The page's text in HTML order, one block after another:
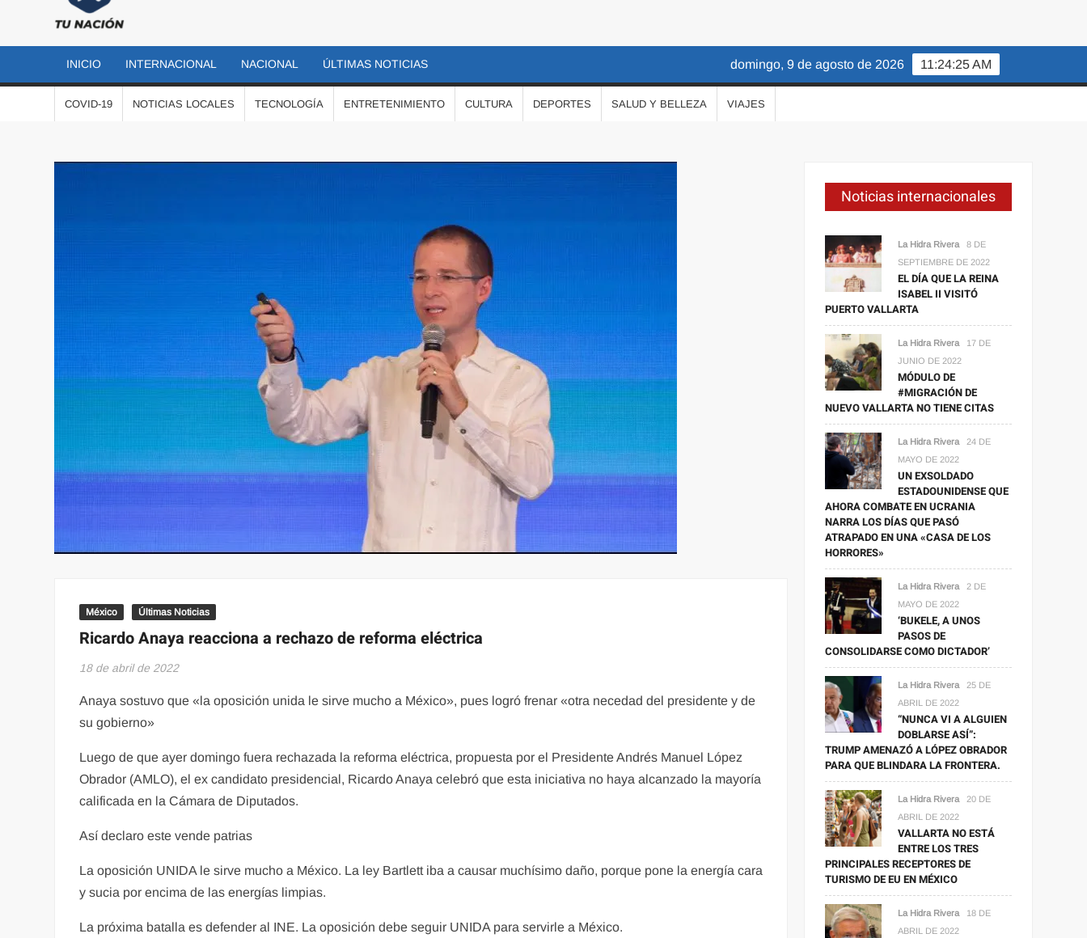
NACIÓN
más
importantes
al momento
INICIO INTERNACIONAL NACIONAL ÚLTIMAS NOTICIAS 11:24:26 AM
domingo, 9 de agosto de 2026
COVID-19 NOTICIAS LOCALES TECNOLOGÍA ENTRETENIMIENTO CULTURA DEPORTES SALUD Y BELLEZA VIAJES
México Últimas Noticias
Ricardo Anaya reacciona a rechazo de reforma eléctrica
18 de abril de 2022
Anaya sostuvo que «la oposición unida le sirve mucho a México», pues logró frenar «otra necedad del presidente y de
su gobierno»
Luego de que ayer domingo fuera rechazada la reforma eléctrica, propuesta por el Presidente Andrés Manuel López
Obrador (AMLO), el ex candidato presidencial, Ricardo Anaya celebró que esta iniciativa no haya alcanzado la mayoría
calificada en la Cámara de Diputados.
Así declaro este vende patrias
La oposición UNIDA le sirve mucho a México. La ley Bartlett iba a causar muchísimo daño, porque pone la energía cara
y sucia por encima de las energías limpias.
La próxima batalla es defender al INE. La oposición debe seguir UNIDA para servirle a México.
Noticias internacionales
La Hidra Rivera
8 DE
SEPTIEMBRE DE 2022
EL DÍA QUE LA REINA
ISABEL II VISITÓ
PUERTO VALLARTA
La Hidra Rivera
17 DE
JUNIO DE 2022
MÓDULO DE
#MIGRACIÓN DE
NUEVO VALLARTA NO TIENE CITAS
La Hidra Rivera
24 DE
MAYO DE 2022
UN EXSOLDADO
ESTADOUNIDENSE QUE
AHORA COMBATE EN UCRANIA
NARRA LOS DÍAS QUE PASÓ
ATRAPADO EN UNA «CASA DE LOS
HORRORES»
La Hidra Rivera
2 DE
MAYO DE 2022
‘BUKELE, A UNOS
PASOS DE
CONSOLIDARSE COMO DICTADOR’
La Hidra Rivera
25 DE
ABRIL DE 2022
“NUNCA VI A ALGUIEN
DOBLARSE ASÍ”:
TRUMP AMENAZÓ A LÓPEZ OBRADOR
PARA QUE BLINDARA LA FRONTERA.
La Hidra Rivera
20 DE
ABRIL DE 2022
VALLARTA NO ESTÁ
ENTRE LOS TRES
PRINCIPALES RECEPTORES DE
TURISMO DE EU EN MÉXICO
La Hidra Rivera
18 DE
ABRIL DE 2022